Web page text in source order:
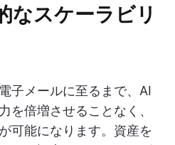
なスケーラビリ
子メールに至るまで、AI
を倍増させることなく、
可能になります。資産を